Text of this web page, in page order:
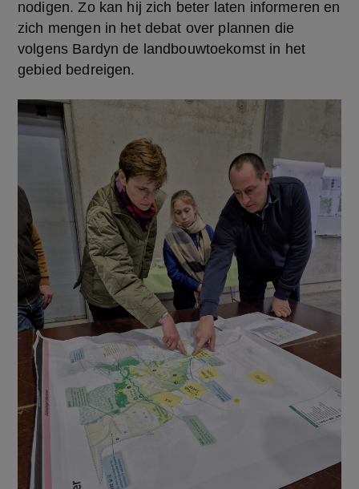
nodigen. Zo kan hij zich beter laten informeren en
zich mengen in het debat over plannen die
volgens Bardyn de landbouwtoekomst in het
gebied bedreigen.